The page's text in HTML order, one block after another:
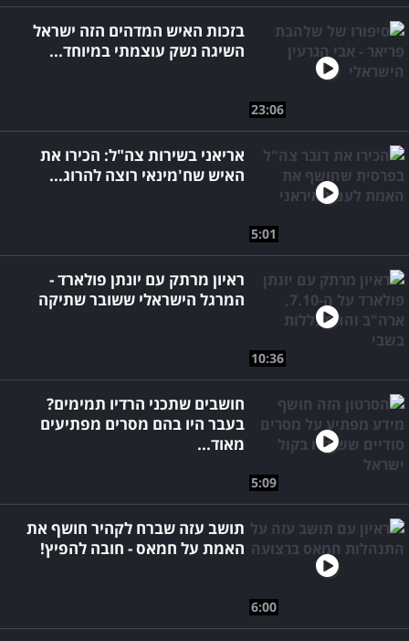
23:06
בזכות האיש המדהים הזה ישראל
השיגה נשק עוצמתי במיוחד...
5:01
אריאני בשירות צה"ל: הכירו את
האיש שח'מינאי רוצה להרוג...
10:36
ראיון מרתק עם יונתן פולארד -
המרגל הישראלי ששובר שתיקה
5:09
חושבים שתכני הרדיו תמימים?
בעבר היו בהם מסרים מפתיעים
מאוד...
6:00
תושב עזה שברח לקהיר חושף את
האמת על חמאס - חובה להפיץ!